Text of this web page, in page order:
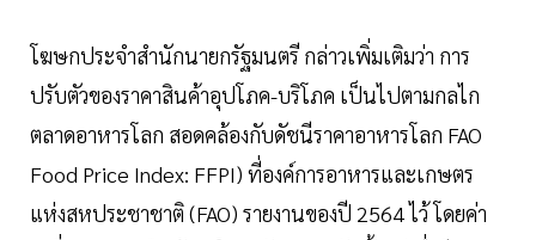
โฆษกประจำสำนักนายกรัฐมนตรี กล่าวเพิ่มเติมว่า การ
ปรับตัวของราคาสินค้าอุปโภค-บริโภค เป็นไปตามกลไก
ตลาดอาหารโลก สอดคล้องกับดัชนีราคาอาหารโลก FAO
Food Price Index: FFPI) ที่องค์การอาหารและเกษตร
แห่งสหประชาชาติ (FAO) รายงานของปี 2564 ไว้ โดยค่า